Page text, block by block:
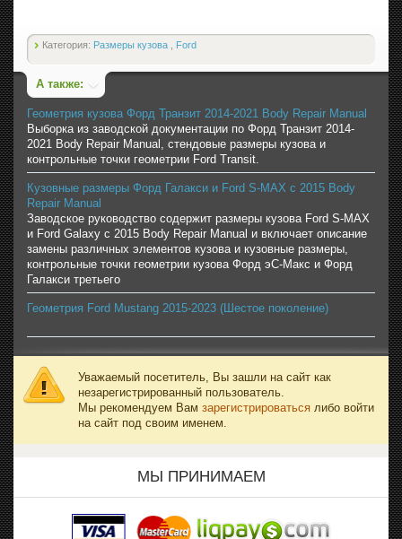
Категория: Размеры кузова Ford
А также:
Геометрия кузова Форд Транзит 2014-2021 Body Repair Manual
Выборка из заводской документации по Форд Транзит 2014-
2021 Body Repair Manual, стендовые размеры кузова и
контрольные точки геометрии Ford Transit.
Кузовные размеры Форд Галакси и Ford S-MAX с 2015 Body
Repair Manual
Заводское руководство содержит размеры кузова Ford S-MAX
и Ford Galaxy с 2015 Body Repair Manual и включает описание
замены различных элементов кузова и кузовные размеры,
контрольные точки геометрии кузова Форд эС-Макс и Форд
Галакси третьего
Геометрия Ford Mustang 2015-2023 (Шестое поколение)
Уважаемый посетитель, Вы зашли на сайт как
незарегистрированный пользователь.
Мы рекомендуем Вам зарегистрироваться либо войти
на сайт под своим именем.
МЫ ПРИНИМАЕМ